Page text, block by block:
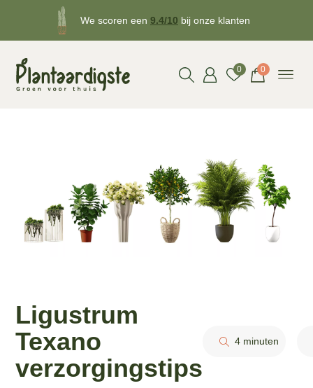
We scoren een 9.4/10 bij onze klanten
0 0
Ligustrum
Texano
verzorgingstips
4 minuten